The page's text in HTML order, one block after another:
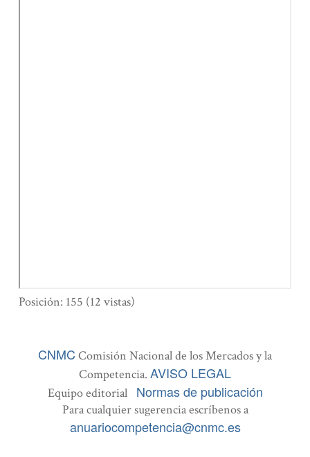
Posición: 155 (12 vistas)
CNMC Comisión Nacional de los Mercados y la
Competencia. AVISO LEGAL
Equipo editorial Normas de publicación
Para cualquier sugerencia escríbenos a
anuariocompetencia@cnmc.es